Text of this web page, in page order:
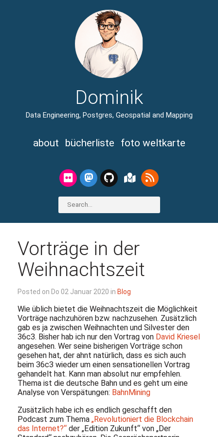
Dominik
Data Engineering, Postgres, Geospatial and Mapping
about bücherliste foto weltkarte
Vorträge in der
Weihnachtszeit
Posted on Do 02 Januar 2020 in Blog
Wie üblich bietet die Weihnachtszeit die Möglichkeit
Vorträge nachzuhören bzw. nachzusehen. Zusätzlich
gab es ja zwischen Weihnachten und Silvester den
36c3. Bisher hab ich nur den Vortrag von David Kriesel
angesehen. Wer seine bisherigen Vorträge schon
gesehen hat, der ahnt natürlich, dass es sich auch
beim 36c3 wieder um einen sensationellen Vortrag
gehandelt hat. Kann man absolut nur empfehlen.
Thema ist die deutsche Bahn und es geht um eine
Analyse von Verspätungen: BahnMining
Zusätzlich habe ich es endlich geschafft den
Podcast zum Thema „Revolutioniert die Blockchain
das Internet?“der „Edition Zukunft“ von „Der